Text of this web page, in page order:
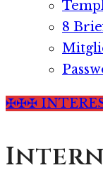
8
✠✠✠